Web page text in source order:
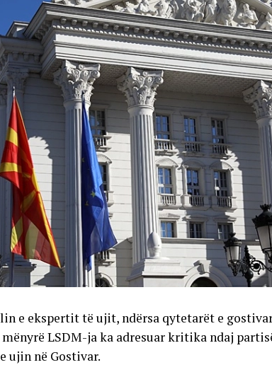
e ekspertit të ujit, ndërsa qytetarët e
mënyrë LSDM-ja ka adresuar kritika ndaj
ujin në Gostivar.